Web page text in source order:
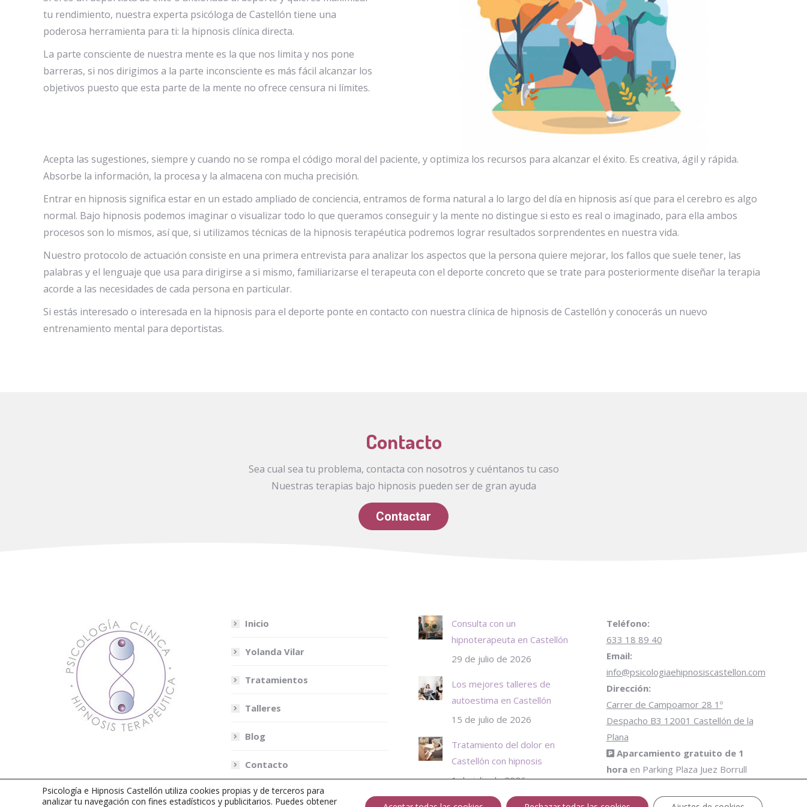
tu rendimiento, nuestra experta psicóloga de Castellón tiene una
poderosa herramienta para ti: la hipnosis clínica directa.
La parte consciente de nuestra mente es la que nos limita y nos pone
barreras, si nos dirigimos a la parte inconsciente es más fácil alcanzar los
objetivos puesto que esta parte de la mente no ofrece censura ni límites.
Acepta las sugestiones, siempre y cuando no se rompa el código moral del paciente, y optimiza los recursos para alcanzar el éxito. Es creativa, ágil y rápida.
Absorbe la información, la procesa y la almacena con mucha precisión.
Entrar en hipnosis significa estar en un estado ampliado de conciencia, entramos de forma natural a lo largo del día en hipnosis así que para el cerebro es algo
normal. Bajo hipnosis podemos imaginar o visualizar todo lo que queramos conseguir y la mente no distingue si esto es real o imaginado, para ella ambos
procesos son lo mismos, así que, si utilizamos técnicas de la hipnosis terapéutica podremos lograr resultados sorprendentes en nuestra vida.
Nuestro protocolo de actuación consiste en una primera entrevista para analizar los aspectos que la persona quiere mejorar, los fallos que suele tener, las
palabras y el lenguaje que usa para dirigirse a si mismo, familiarizarse el terapeuta con el deporte concreto que se trate para posteriormente diseñar la terapia
acorde a las necesidades de cada persona en particular.
Si estás interesado o interesada en la hipnosis para el deporte ponte en contacto con nuestra clínica de hipnosis de Castellón y conocerás un nuevo
entrenamiento mental para deportistas.
Contacto
Sea cual sea tu problema, contacta con nosotros y cuéntanos tu caso
Nuestras terapias bajo hipnosis pueden ser de gran ayuda
Contactar
Inicio
Yolanda Vilar
Tratamientos
Talleres
Blog
Contacto
Consulta con un
hipnoterapeuta en Castellón
29 de julio de 2026
Los mejores talleres de
autoestima en Castellón
15 de julio de 2026
Tratamiento del dolor en
Castellón con hipnosis
1 de julio de 2026
Teléfono:
633 18 89 40
Email:
info@psicologiaehipnosiscastellon.com
Dirección:
Carrer de Campoamor 28 1º
Despacho B3 12001 Castellón de la
Plana
Aparcamiento gratuito de 1
horaen Parking Plaza Juez Borrull
FacebookTwitterInstagram
Psicología e Hipnosis Castellón utiliza cookies propias y de terceros para
analizar tu navegación con fines estadísticos y publicitarios. Puedes obtener